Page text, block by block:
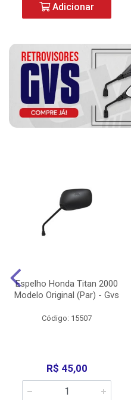
Adicionar
Espelho Honda Titan 2000
Modelo Original (Par) - Gvs
Código: 15507
R$ 45,00